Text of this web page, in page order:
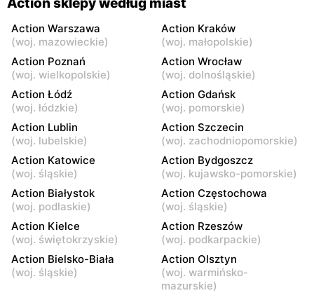
Daszyńskiego 11
Action
Rawa Mazowiecka, ul.
Władysława Stanisława
Reymonta 5
Action
Władysławowo, ul.
Ciechanowska 65
Action
Kozienice, ul. Warszawska
34
Action
Sokołów Podlaski, ul.
Węgrowska 1C
Action
Przasnysz, ul. Marsz.
Józefa Piłsudskiego 91
Action
Siedlce, ul. Gen. Franciszka
Kleeberga 6
Action
Ostrów Mazowiecka, ul.
Lubiejewska 63
Action
Radom, ul. Andrzeja Struga
102
Action
Action Warszawa
(woj. mazowieckie)
Action Kraków
(woj. małopolskie)
Action Poznań
(woj. wielkopolskie)
Action Wrocław
(woj. dolnośląskie)
Action Łódź
(woj. łódzkie)
Action Gdańsk
(woj. pomorskie)
Action Lublin
(woj. lubelskie)
Action Szczecin
(woj. zachodniopomorskie)
Action Katowice
(woj. śląskie)
Action Bydgoszcz
(woj. kujawsko-pomorskie)
Action Białystok
(woj. podlaskie)
Action Częstochowa
(woj. śląskie)
Action Kielce
(woj. świętokrzyskie)
Action Rzeszów
(woj. podkarpackie)
Action Bielsko-Biała
(woj. śląskie)
Action Olsztyn
(woj. warmińsko-
mazurskie)